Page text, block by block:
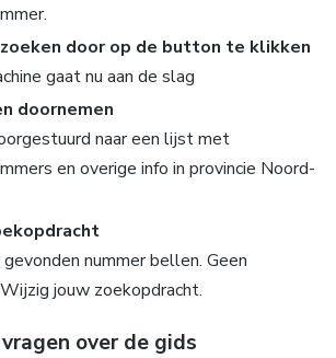
door op de button te klikken
gaat nu aan de slag
doornemen
naar een lijst met
en overige info in provincie Noord-
nummer bellen. Geen
jouw zoekopdracht.
over de gids